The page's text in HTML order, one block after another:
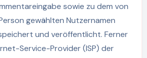
sowie zu dem von
gewählten Nutzernamen
und veröffentlicht. Ferner
Service-Provider (ISP) der